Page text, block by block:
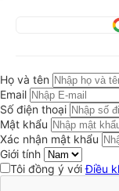
Họ và tên
Email
Số điện thoại
Mật khẩu
Xác nhận mật khẩu
Giới tính
Tôi đồng ý vớiĐiều